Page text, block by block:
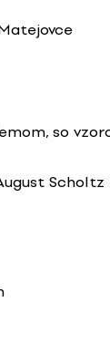
so
Scholtz